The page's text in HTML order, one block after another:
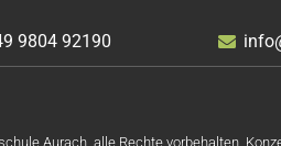
9804 92190
Aurach, alle Rechte vorbehalten.